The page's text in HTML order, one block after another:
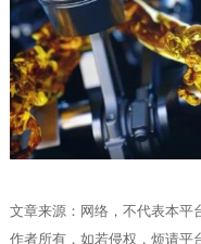
文章来源：网络，不代表本平
作者所有，如若侵权，烦请平